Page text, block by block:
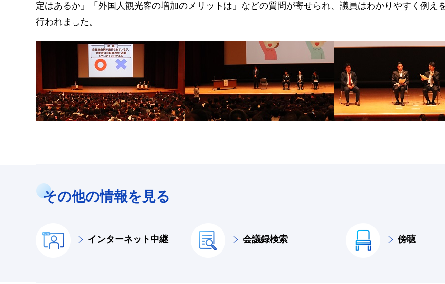
定はあるか」「外国人観光客の増加のメリットは」などの質問が寄せられ、議員はわかりやすく例え
行われました。
その他の情報を見る
インターネット中継 会議録検索 傍聴